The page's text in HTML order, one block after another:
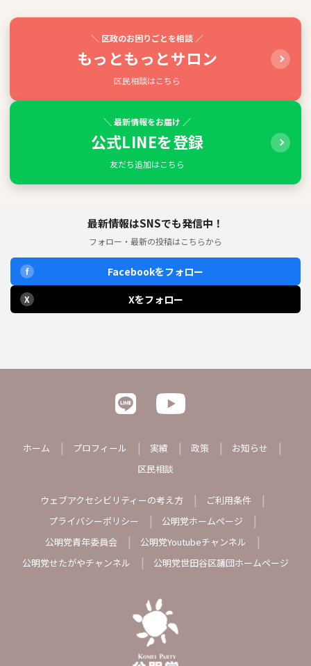
＼ 区政のお困りごとを相談 ／
もっともっとサロン
区民相談はこちら
＼ 最新情報をお届け ／
公式LINEを登録
友だち追加はこちら
最新情報はSNSでも発信中！
フォロー・最新の投稿はこちらから
f Facebookをフォロー
X Xをフォロー
ホーム プロフィール 実績 政策
お知らせ
区民相談
ウェブアクセシビリティーの考え方
ご利用条件
プライバシーポリシー
公明党ホームページ
公明党青年委員会
公明党Youtubeチャンネル
公明党せたがやチャンネル
公明党世田谷区議団ホームページ